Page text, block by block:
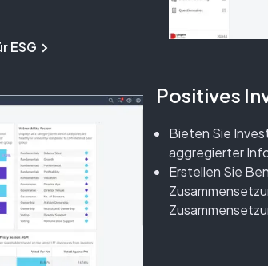
ESG
Positives
Bieten Sie
aggregierter
Erstellen Sie